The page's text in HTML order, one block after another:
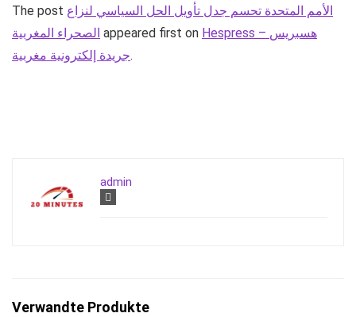
The post الأمم المتحدة تحسم جدل تأويل الحل السياسي لنزاع
الصحراء المغربية appeared first on Hespress – هسبريس
جريدة إلكترونية مغربية.
admin
Verwandte Produkte